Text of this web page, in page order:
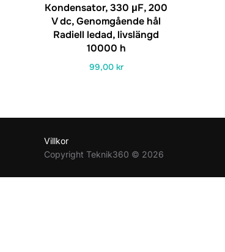
Kondensator, 330 μF, 200
V dc, Genomgående hål
Radiell ledad, livslängd
10000 h
99,00 kr
Villkor
Copyright Teknik360 © 2026